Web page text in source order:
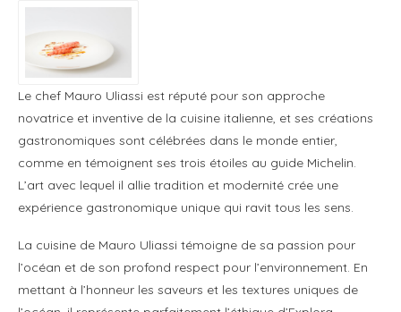
Le chef Mauro Uliassi est réputé pour son approche
novatrice et inventive de la cuisine italienne, et ses créations
gastronomiques sont célébrées dans le monde entier,
comme en témoignent ses trois étoiles au guide Michelin.
L’art avec lequel il allie tradition et modernité crée une
expérience gastronomique unique qui ravit tous les sens.
La cuisine de Mauro Uliassi témoigne de sa passion pour
l’océan et de son profond respect pour l’environnement. En
mettant à l’honneur les saveurs et les textures uniques de